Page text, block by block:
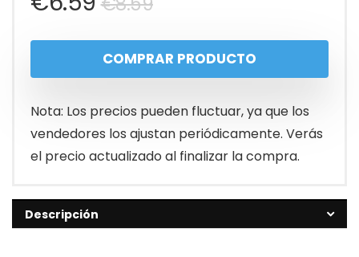
precio
original
era:
€8.59.
precio
actual
es:
€6.59.
COMPRAR PRODUCTO
Nota: Los precios pueden fluctuar, ya que los
vendedores los ajustan periódicamente. Verás
el precio actualizado al finalizar la compra.
Descripción